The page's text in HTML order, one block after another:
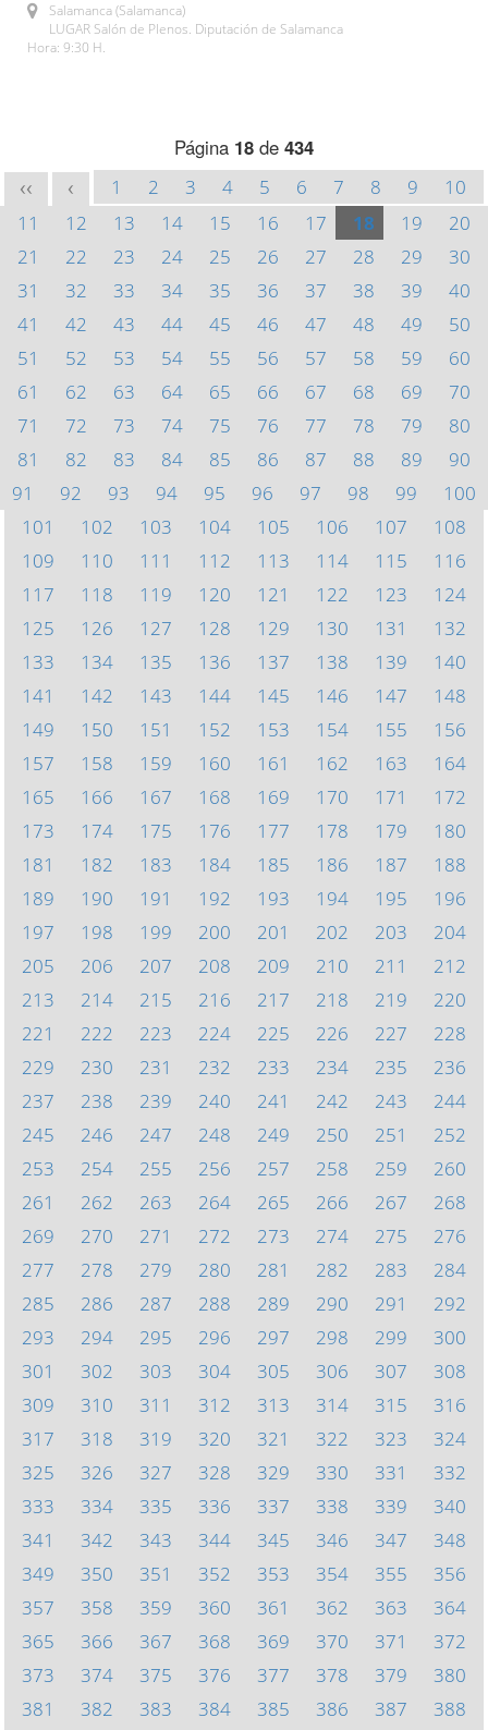
Salamanca (Salamanca)
LUGAR Salón de Plenos. Diputación de Salamanca
Hora: 9:30 H.
Página 18 de 434
<< < 1 2 3 4 5 6 7 8 9
10
11
12 13 14 15 16 17 18 19
20
21
22 23 24 25 26 27 28 29
30
31
32 33 34 35 36 37 38 39
40
41
42 43 44 45 46 47 48 49
50
51
52 53 54 55 56 57 58 59
60
61
62 63 64 65 66 67 68 69
70
71
72 73 74 75 76 77 78 79
80
81
82 83 84 85 86 87 88 89
90
91
92 93 94 95 96 97 98 99
100
101
102 103 104 105 106 107
108
109
110 111 112 113 114 115
116
117
118 119 120 121 122 123
124
125
126 127 128 129 130 131
132
133
134 135 136 137 138 139
140
141
142 143 144 145 146 147
148
149
150 151 152 153 154 155
156
157
158 159 160 161 162 163
164
165
166 167 168 169 170 171
172
173
174 175 176 177 178 179
180
181
182 183 184 185 186 187
188
189
190 191 192 193 194 195
196
197
198 199 200 201 202 203
204
205
206 207 208 209 210 211
212
213
214 215 216 217 218 219
220
221
222 223 224 225 226 227
228
229
230 231 232 233 234 235
236
237
238 239 240 241 242 243
244
245
246 247 248 249 250 251
252
253
254 255 256 257 258 259
260
261
262 263 264 265 266 267
268
269
270 271 272 273 274 275
276
277
278 279 280 281 282 283
284
285
286 287 288 289 290 291
292
293
294 295 296 297 298 299
300
301
302 303 304 305 306 307
308
309
310 311 312 313 314 315
316
317
318 319 320 321 322 323
324
325
326 327 328 329 330 331
332
333
334 335 336 337 338 339
340
341
342 343 344 345 346 347
348
349
350 351 352 353 354 355
356
357
358 359 360 361 362 363
364
365
366 367 368 369 370 371
372
373
374 375 376 377 378 379
380
381
382 383 384 385 386 387 388